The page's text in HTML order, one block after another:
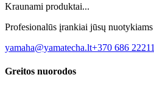
Kraunami produktai...
Profesionalūs įrankiai jūsų nuotykiams
yamaha@yamatecha.lt+370 686 22211
Greitos nuorodos